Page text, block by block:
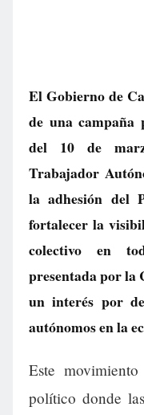
El Gobierno de
de una campaña
del 10 de
Trabajador
la adhesión del
fortalecer la
colectivo en
presentada por la
un interés por
autónomos en la
Este
político donde